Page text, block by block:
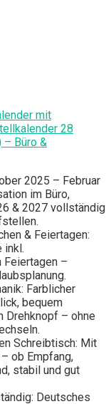
mit
28
– Büro &
2025 – Februar
im Büro,
& 2027 vollständig
& Feiertagen:
inkl.
Feiertagen –
Farblicher
bequem
Drehknopf – ohne
Schreibtisch: Mit
ob Empfang,
stabil und gut
Deutsches